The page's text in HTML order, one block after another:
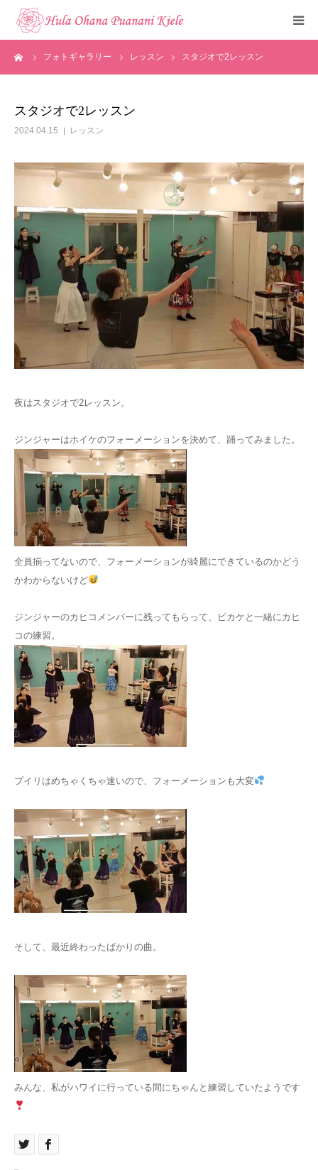
フォトギャラリー レッスン スタジオで2レッスン
スタジオで2レッスン
2024.04.15 レッスン
夜はスタジオで2レッスン。
ジンジャーはホイケのフォーメーションを決めて、踊ってみました。
全員揃ってないので、フォーメーションが綺麗にできているのかどう
かわからないけど
ジンジャーのカヒコメンバーに残ってもらって、ピカケと一緒にカヒ
コの練習。
プイリはめちゃくちゃ速いので、フォーメーションも大変
そして、最近終わったばかりの曲。
みんな、私がハワイに行っている間にちゃんと練習していたようです
トップ
メディア掲載
フォトギャラリー
お知らせ
見学・体験申込
お問い合わせ